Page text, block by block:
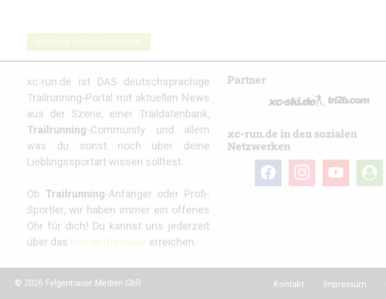
Schreibe einen Kommentar
xc-run.de ist DAS deutschsprachige
Trailrunning-Portal mit aktuellen News
aus der Szene, einer Traildatenbank,
Trailrunning-Community und allem
was du sonst noch über deine
Lieblingssportart wissen solltest.
Ob Trailrunning-Anfänger oder Profi-
Sportler, wir haben immer ein offenes
Ohr für dich! Du kannst uns jederzeit
über das Kontaktformular erreichen.
Partner
xc-run.de in den sozialen
Netzwerken
facebookinstagramyoutube
user-
circle
© 2026 Felgenhauer Medien GbR Kontakt Impressum